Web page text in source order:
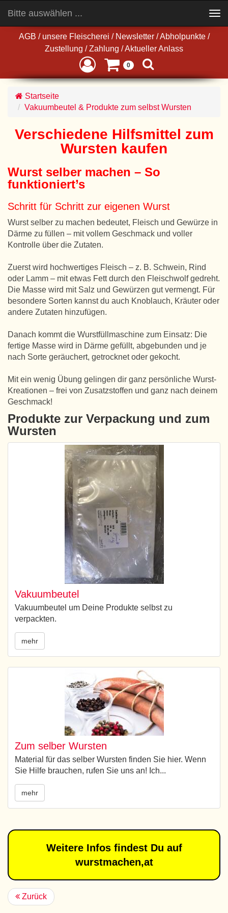
AGB / unsere Fleischerei / Newsletter / Abholpunkte /
Zustellung / Zahlung /Aktueller Anlass
0
Bitte auswählen ...
navigation
Startseite
Vakuumbeutel & Produkte zum selbst Wursten
Verschiedene Hilfsmittel zum
Wursten kaufen
Wurst selber machen – So
funktioniert’s
Schritt für Schritt zur eigenen Wurst
Wurst selber zu machen bedeutet, Fleisch und Gewürze in
Därme zu füllen – mit vollem Geschmack und voller
Kontrolle über die Zutaten.
Zuerst wird hochwertiges Fleisch – z. B. Schwein, Rind
oder Lamm – mit etwas Fett durch den Fleischwolf gedreht.
Die Masse wird mit Salz und Gewürzen gut vermengt. Für
besondere Sorten kannst du auch Knoblauch, Kräuter oder
andere Zutaten hinzufügen.
Danach kommt die Wurstfüllmaschine zum Einsatz: Die
fertige Masse wird in Därme gefüllt, abgebunden und je
nach Sorte geräuchert, getrocknet oder gekocht.
Mit ein wenig Übung gelingen dir ganz persönliche Wurst-
Kreationen – frei von Zusatzstoffen und ganz nach deinem
Geschmack!
Produkte zur Verpackung und zum
Wursten
Vakuumbeutel
Vakuumbeutel um Deine Produkte selbst zu
verpackten.
mehr
Zum selber Wursten
Material für das selber Wursten finden Sie hier. Wenn
Sie Hilfe brauchen, rufen Sie uns an! Ich...
mehr
Weitere Infos findest Du auf
wurstmachen,at
Zurück